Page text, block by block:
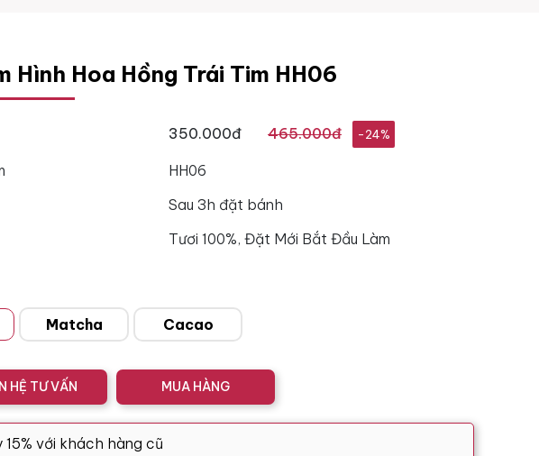
Hình Hoa Hồng Trái Tim HH06
350.000đ 465.000đ -24%
HH06
Sau 3h đặt bánh
Tươi 100%, Đặt Mới Bắt Đầu Làm
Matcha Cacao
HỆ TƯ VẤN MUA HÀNG
15% với khách hàng cũ